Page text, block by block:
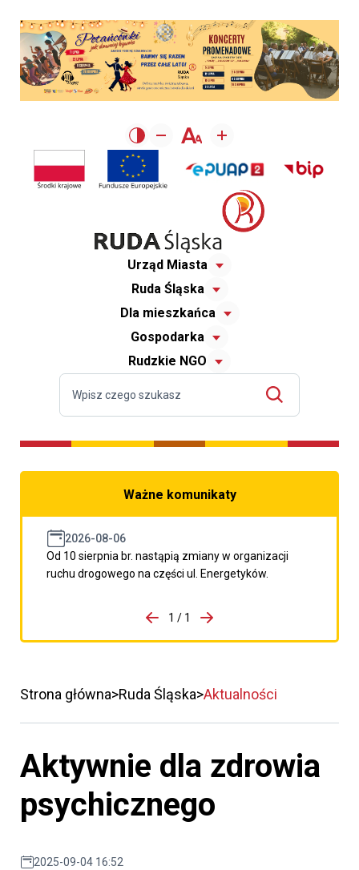
Urząd Miasta
Ruda Śląska
Dla mieszkańca
Gospodarka
Rudzkie NGO
Ważne komunikaty
2026-08-06
Od 10 sierpnia br. nastąpią zmiany w organizacji
ruchu drogowego na części ul. Energetyków.
porzpedniego komunikatu
1 / 1
Przejdź do następnego
Strona główna Ruda Śląska Aktualności
Aktywnie dla zdrowia
psychicznego
2025-09-04 16:52